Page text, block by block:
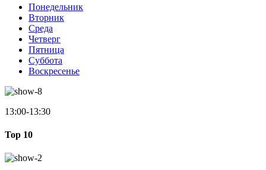
Понедельник
Вторник
Среда
Четверг
Пятница
Суббота
Воскресенье
13:00-13:30
Top 10